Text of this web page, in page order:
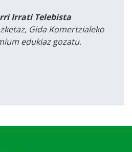
Irrati Telebista
Gida Komertzialeko
edukiaz gozatu.